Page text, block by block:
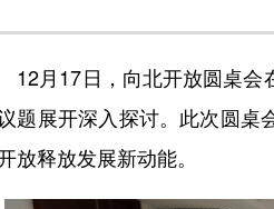
月17日，向北开放圆桌会
题展开深入探讨。此次圆桌
放释放发展新动能。